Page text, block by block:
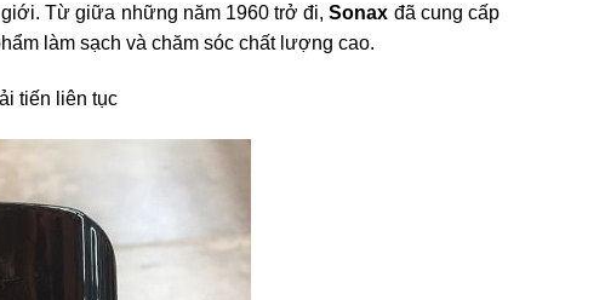
Từ giữa những năm 1960 trở đi,Sonax đã cung cấp
làm sạch và chăm sóc chất lượng cao.
tiến liên tục